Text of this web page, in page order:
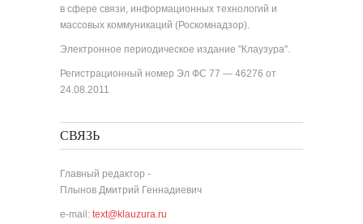
в сфере связи, информационных технологий и
массовых коммуникаций (Роскомнадзор).
Электронное периодическое издание "Клаузура".
Регистрационный номер Эл ФС 77 — 46276 от
24.08.2011
СВЯЗЬ
Главный редактор -
Плынов Дмитрий Геннадиевич
e-mail: text@klauzura.ru